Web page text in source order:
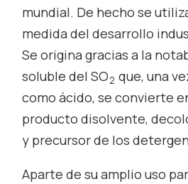
mundial. De hecho se
medida del desarrollo
Se origina gracias a la
soluble del SO2 que, una
como ácido, se convierte
producto disolvente,
y precursor de los
Aparte de su amplio uso